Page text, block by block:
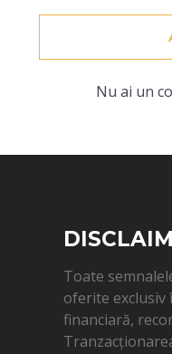
Nu ai un
Toate
oferite exclusiv
financiară,